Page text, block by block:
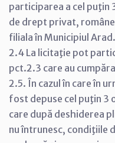
participarea a cel
de drept privat,
filiala în Municipiul Arad.
2.4 La licitaţie pot
pct.2.3 care au
2.5. În cazul în care în
fost depuse cel puţin 3
care după deshiderea
nu întrunesc, condiţiile